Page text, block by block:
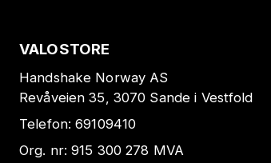
VALOSTORE
Handshake Norway AS
Revåveien 35, 3070 Sande i Vestfold
Telefon:69109410
Org. nr:915 300 278 MVA